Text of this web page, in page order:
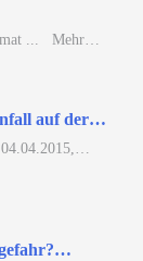
... Mehr…
auf der…
04.04.2015,…